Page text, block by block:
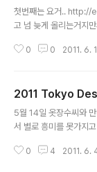
첫번째는 요거..
고 넘 늦게 올리는거지
에 보이는 작은 섬이 에
~ 했다능;; 드라마나 영
좁은 길을 올라올라 뒤
돌아봤다능;; 제일 위로
결혼,연애를 비는 핑크
0 0 2011. 6.
2011 Tokyo
5월 14일 옷장수씨와
서 별로 흥미를 못가지
자들이 많아서 작은 부
0 4 2011. 6.